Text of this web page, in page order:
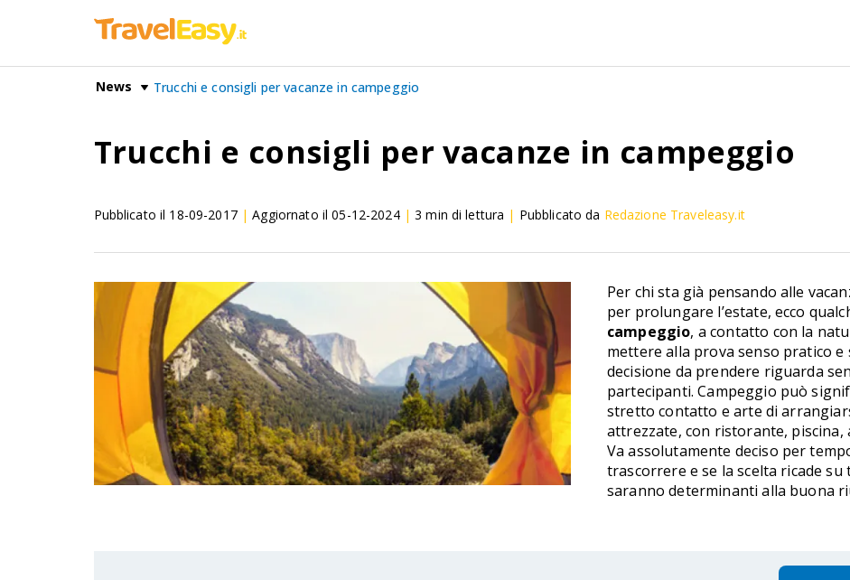
News Trucchi e consigli per vacanze in campeggio
Trucchi e consigli per vacanze in campeggio
Pubblicato il 18-09-2017|Aggiornato il05-12-2024|3 min di lettura | Pubblicato da Redazione Traveleasy.it
Per chi sta già pensando alle
per prolungare l’estate, ecco
campeggio, a contatto con la
mettere alla prova senso pratico
decisione da prendere riguarda
partecipanti. Campeggio può
stretto contatto e arte di
attrezzate, con ristorante,
Va assolutamente deciso per
trascorrere e se la scelta ricade
saranno determinanti alla buona